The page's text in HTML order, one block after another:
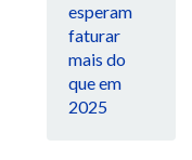
esperam
faturar
mais do
que em
2025